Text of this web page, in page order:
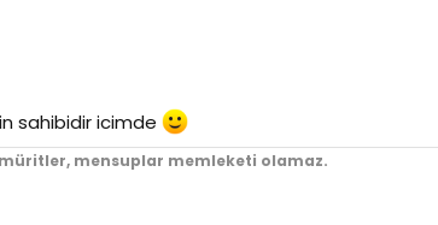
sahibidir icimde
mensuplar memleketi olamaz.